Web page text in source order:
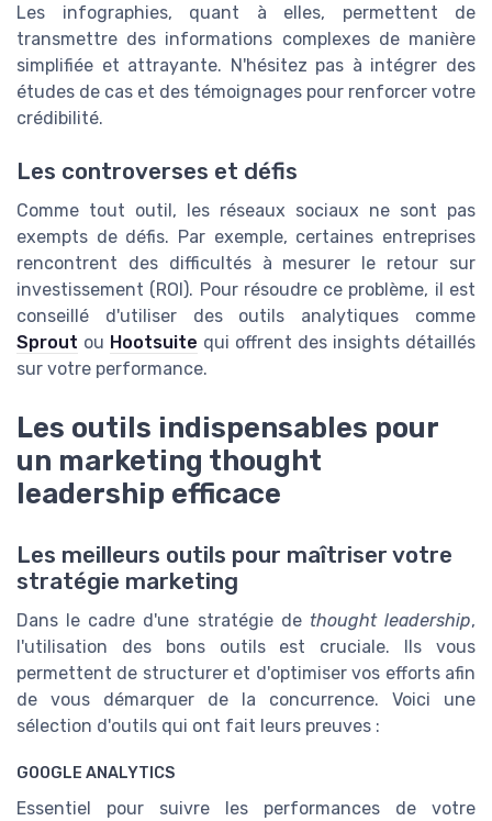
Les infographies, quant à elles, permettent de
transmettre des informations complexes de manière
simplifiée et attrayante. N'hésitez pas à intégrer des
études de cas et des témoignages pour renforcer votre
crédibilité.
Les controverses et défis
Comme tout outil, les réseaux sociaux ne sont pas
exempts de défis. Par exemple, certaines entreprises
rencontrent des difficultés à mesurer le retour sur
investissement (ROI). Pour résoudre ce problème, il est
conseillé d'utiliser des outils analytiques comme
Sprout ou Hootsuite qui offrent des insights détaillés
sur votre performance.
Les outils indispensables pour
un marketing thought
leadership efficace
Les meilleurs outils pour maîtriser votre
stratégie marketing
Dans le cadre d'une stratégie de thought leadership,
l'utilisation des bons outils est cruciale. Ils vous
permettent de structurer et d'optimiser vos efforts afin
de vous démarquer de la concurrence. Voici une
sélection d'outils qui ont fait leurs preuves :
GOOGLE ANALYTICS
Essentiel pour suivre les performances de votre